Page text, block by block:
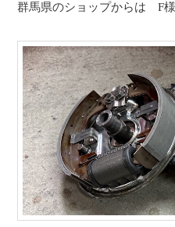
群馬県のショップからは F